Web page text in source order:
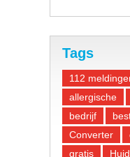
Tags
112
allergische
bedrijf
Converter
gratis